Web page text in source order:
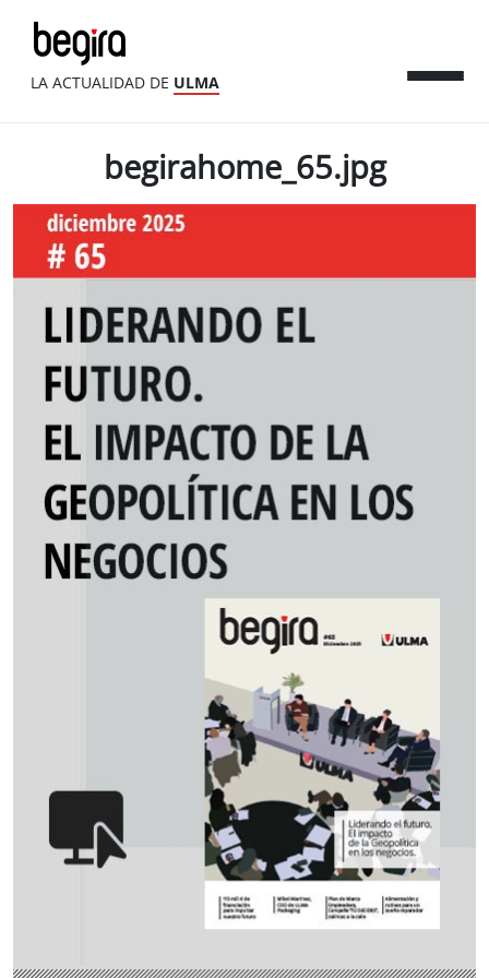
LA ACTUALIDAD DE ULMA
begirahome_65.jpg